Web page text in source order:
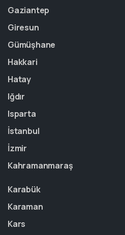
Gaziantep
Giresun
Gümüşhane
Hakkari
Hatay
Iğdır
Isparta
İstanbul
İzmir
Kahramanmaraş
Karabük
Karaman
Kars